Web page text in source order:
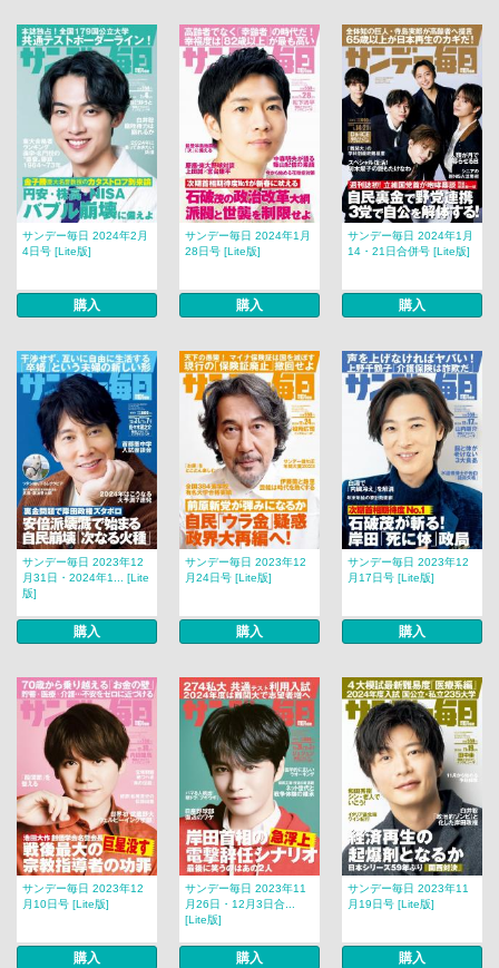
サンデー毎日 2024年2月
4日号 [Lite版]
購入
サンデー毎日 2024年1月
28日号 [Lite版]
購入
サンデー毎日 2024年1月
14・21日合併号 [Lite版]
購入
サンデー毎日 2023年12
月31日・2024年1... [Lite
版]
購入
サンデー毎日 2023年12
月24日号 [Lite版]
購入
サンデー毎日 2023年12
月17日号 [Lite版]
購入
サンデー毎日 2023年12
月10日号 [Lite版]
購入
サンデー毎日 2023年11
月26日・12月3日合...
[Lite版]
購入
サンデー毎日 2023年11
月19日号 [Lite版]
購入